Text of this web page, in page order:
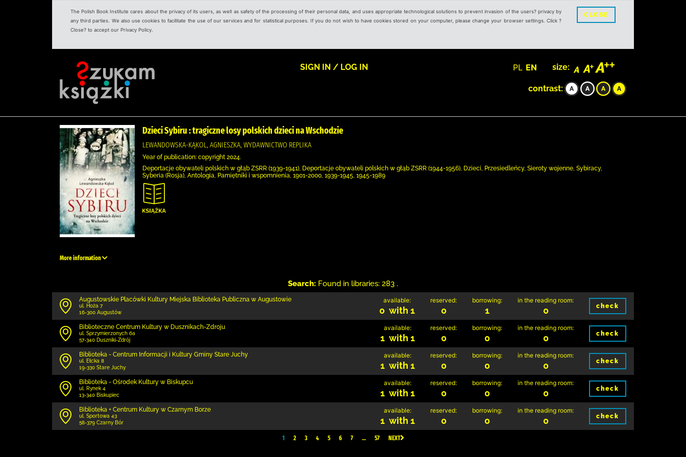
The Polish Book Institute cares about the privacy of its users, as well as safety of the processing of their personal data, and uses appropriate technological solutions to prevent invasion of the users? privacy by
any third parties. We also use cookies to facilitate the use of our services and for statistical purposes. If you do not wish to have cookies stored on your computer, please change your browser settings. Click ?
Close? to accept our Privacy Policy.
CLOSE
SIGN IN / LOG IN PL EN size:
contrast:
Dzieci Sybiru : tragiczne losy polskich dzieci na Wschodzie
LEWANDOWSKA-KĄKOL, AGNIESZKA, WYDAWNICTWO REPLIKA
Year of publication: copyright 2024.
Deportacje obywateli polskich w głąb ZSRR (1939-1941), Deportacje obywateli polskich w głąb ZSRR (1944-1956), Dzieci, Przesiedleńcy, Sieroty wojenne, Sybiracy,
Syberia (Rosja), Antologia, Pamiętniki i wspomnienia, 1901-2000, 1939-1945, 1945-1989
More information
Search: Found in libraries: 283 .
Augustowskie Placówki Kultury Miejska Biblioteka Publiczna w Augustowie
ul. Hoża 7
16-300 Augustów
available:
0 with 1
reserved:
0
borrowing:
1
in the reading room:
0 check
Biblioteczne Centrum Kultury w Dusznikach-Zdroju
ul. Sprzymierzonych 6a
57-340 Duszniki-Zdrój
available:
1 with 1
reserved:
0
borrowing:
0
in the reading room:
0 check
Biblioteka - Centrum Informacji i Kultury Gminy Stare Juchy
ul. Ełcka 8
19-330 Stare Juchy
available:
1 with 1
reserved:
0
borrowing:
0
in the reading room:
0 check
Biblioteka - Ośrodek Kultury w Biskupcu
ul. Rynek 4
13-340 Biskupiec
available:
1 with 1
reserved:
0
borrowing:
0
in the reading room:
0 check
Biblioteka + Centrum Kultury w Czarnym Borze
ul. Sportowa 43
58-379 Czarny Bór
available:
1 with 1
reserved:
0
borrowing:
0
in the reading room:
0 check
1 2 3 4 5 6 7 … 57 NEXT